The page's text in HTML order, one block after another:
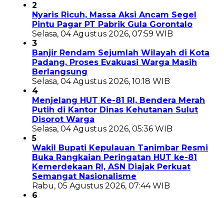
2
Nyaris Ricuh, Massa Aksi Ancam Segel
Pintu Pagar PT Pabrik Gula Gorontalo
Selasa, 04 Agustus 2026, 07:59 WIB
3
Banjir Rendam Sejumlah Wilayah di Kota
Padang, Proses Evakuasi Warga Masih
Berlangsung
Selasa, 04 Agustus 2026, 10:18 WIB
4
Menjelang HUT Ke-81 RI, Bendera Merah
Putih di Kantor Dinas Kehutanan Sulut
Disorot Warga
Selasa, 04 Agustus 2026, 05:36 WIB
5
Wakil Bupati Kepulauan Tanimbar Resmi
Buka Rangkaian Peringatan HUT ke-81
Kemerdekaan RI, ASN Diajak Perkuat
Semangat Nasionalisme
Rabu, 05 Agustus 2026, 07:44 WIB
6